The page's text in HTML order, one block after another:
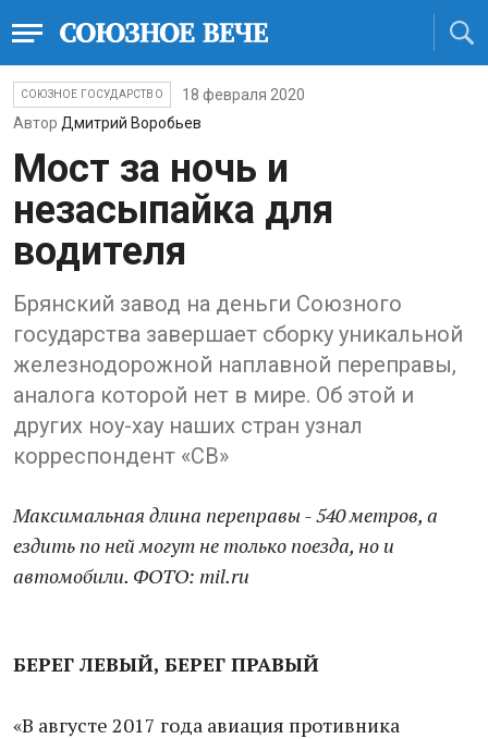
СОЮЗНОЕ ГОСУДАРСТВО
18 февраля 2020
Автор Дмитрий Воробьев
Мост за ночь и
незасыпайка для
водителя
Брянский завод на деньги Союзного
государства завершает сборку уникальной
железнодорожной наплавной переправы,
аналога которой нет в мире. Об этой и
других ноу-хау наших стран узнал
корреспондент «СВ»
Максимальная длина переправы - 540 метров, а
ездить по ней могут не только поезда, но и
автомобили. ФОТО: mil.ru
БЕРЕГ ЛЕВЫЙ, БЕРЕГ ПРАВЫЙ
«В августе 2017 года авиация противника